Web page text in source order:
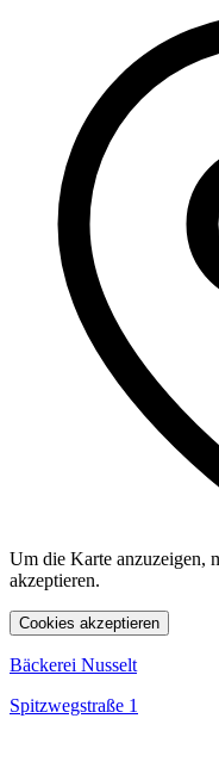
Um die Karte anzuzeigen,
akzeptieren.
Cookies akzeptieren
Bäckerei Nusselt
Spitzwegstraße 1